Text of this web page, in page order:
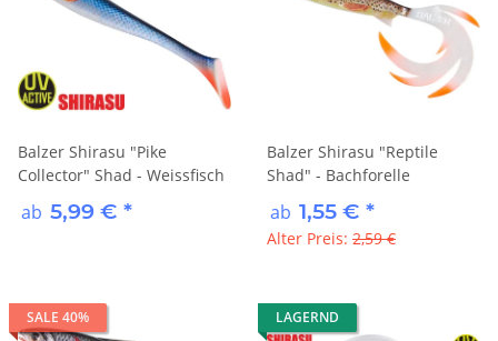
Balzer Shirasu "Pike
Collector" Shad - Weissfisch
ab 5,99 € *
Balzer Shirasu "Reptile
Shad" - Bachforelle
ab 1,55 € *
Alter Preis: 2,59 €
SALE 40% LAGERND